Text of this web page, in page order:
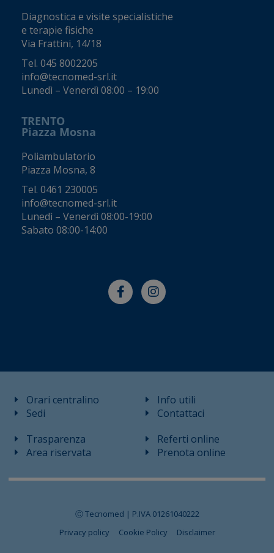
Diagnostica e visite specialistiche
e terapie fisiche
Via Frattini, 14/18
Tel. 045 8002205
info@tecnomed-srl.it
Lunedì – Venerdì 08:00 – 19:00
TRENTO
Piazza Mosna
Poliambulatorio
Piazza Mosna, 8
Tel. 0461 230005
info@tecnomed-srl.it
Lunedì – Venerdì 08:00-19:00
Sabato 08:00-14:00
Orari centralino
Sedi
Info utili
Contattaci
Trasparenza
Area riservata
Referti online
Prenota online
Ⓒ Tecnomed | P.IVA 01261040222
Privacy policy
Cookie Policy Disclaimer